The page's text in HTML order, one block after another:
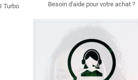
Turbo
Besoin d'aide pour votre achat ?